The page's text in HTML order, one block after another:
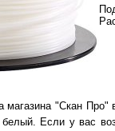
магазина "Скан
Если у вас